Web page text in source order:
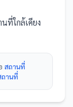
นที่ใกล้เคียง
สถานที่
ถานที่